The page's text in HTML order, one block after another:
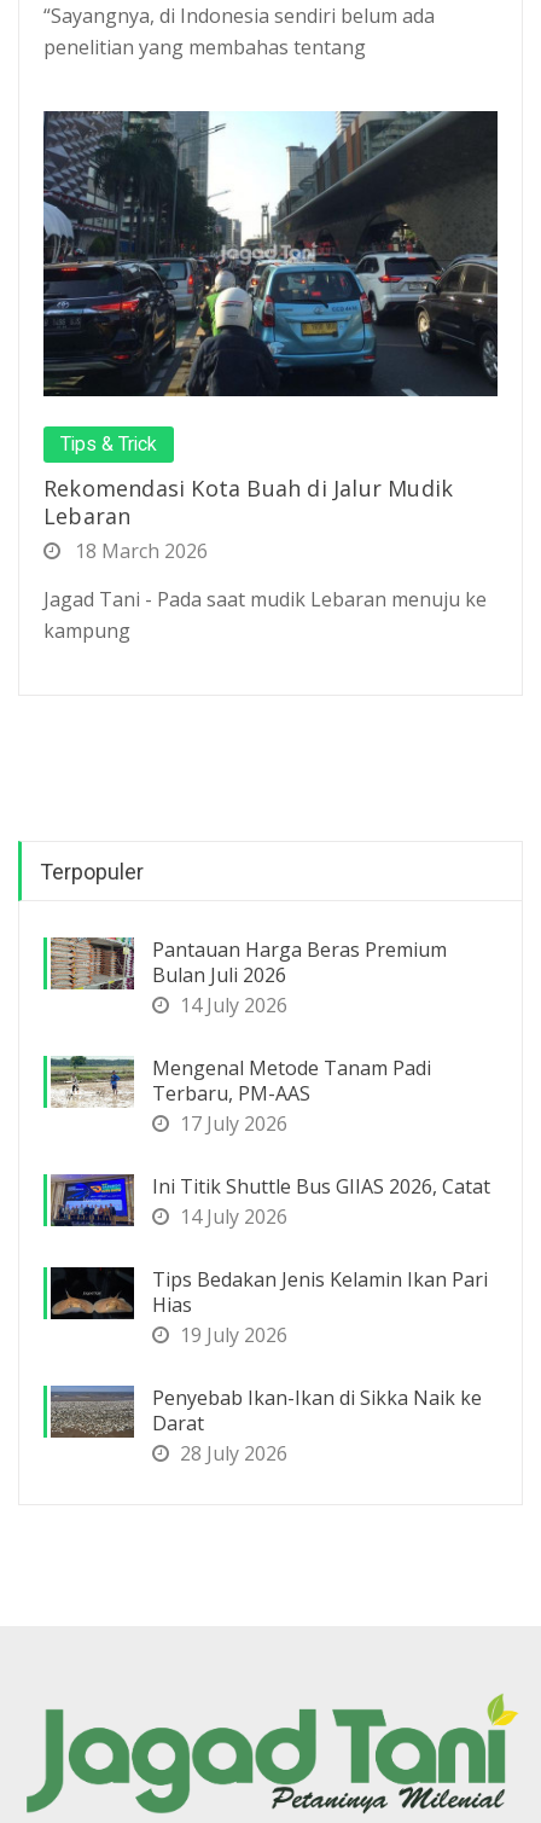
“Sayangnya, di Indonesia sendiri belum ada
penelitian yang membahas tentang
Tips & Trick
Rekomendasi Kota Buah di Jalur Mudik
Lebaran
18 March 2026
Jagad Tani - Pada saat mudik Lebaran menuju ke
kampung
Terpopuler
Pantauan Harga Beras Premium
Bulan Juli 2026
14 July 2026
Mengenal Metode Tanam Padi
Terbaru, PM-AAS
17 July 2026
Ini Titik Shuttle Bus GIIAS 2026, Catat
14 July 2026
Tips Bedakan Jenis Kelamin Ikan Pari
Hias
19 July 2026
Penyebab Ikan-Ikan di Sikka Naik ke
Darat
28 July 2026